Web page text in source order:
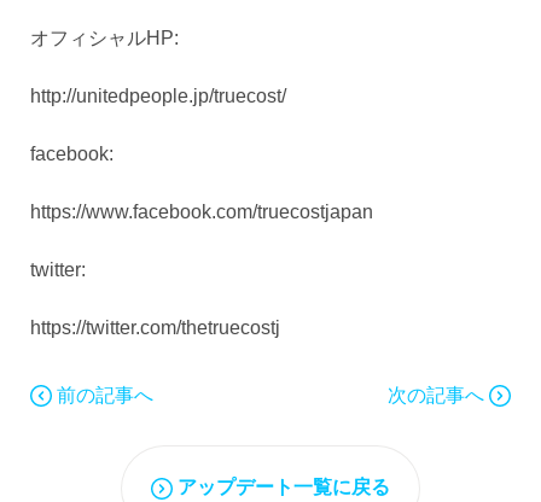
オフィシャルHP:
http://unitedpeople.jp/truecost/
facebook:
https://www.facebook.com/truecostjapan
twitter:
https://twitter.com/thetruecostj
前の記事へ 次の記事へ
アップデート一覧に戻る